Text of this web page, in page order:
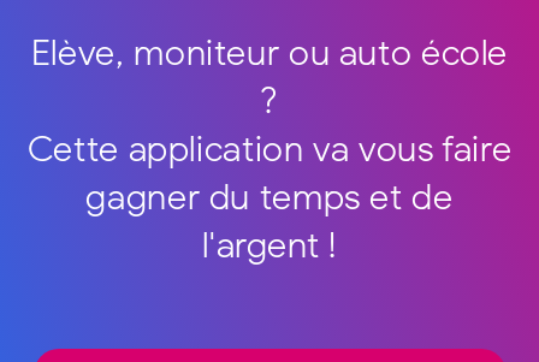
Elève, moniteur ou auto école
?
Cette application va vous faire
gagner du temps et de
l'argent !